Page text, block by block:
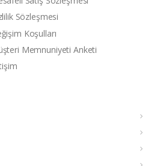
Sözleşmesi
Koşulları
Memnuniyeti Anketi